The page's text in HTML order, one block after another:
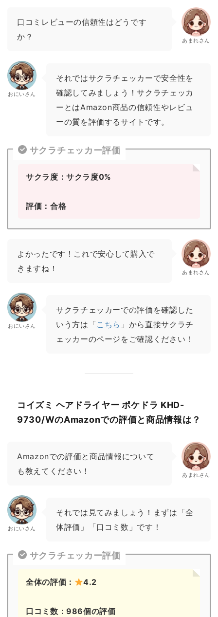
口コミレビューの信頼性はどうです
か？
あまれさん
おにいさん
それではサクラチェッカーで安全性を
確認してみましょう！サクラチェッカ
ーとはAmazon商品の信頼性やレビュ
ーの質を評価するサイトです。
サクラチェッカー評価
サクラ度：サクラ度0%
評価：合格
よかったです！これで安心して購入で
きますね！
あまれさん
おにいさん
サクラチェッカーでの評価を確認した
いう方は「こちら 」から直接サクラチ
ェッカーのページをご確認ください！
コイズミ ヘアドライヤー ポケドラ KHD-
9730/WのAmazonでの評価と商品情報は？
Amazonでの評価と商品情報について
も教えてください！
あまれさん
おにいさん
それでは見てみましょう！まずは「全
体評価」「口コミ数」です！
サクラチェッカー評価
全体の評価： 4.2
口コミ数：986個の評価